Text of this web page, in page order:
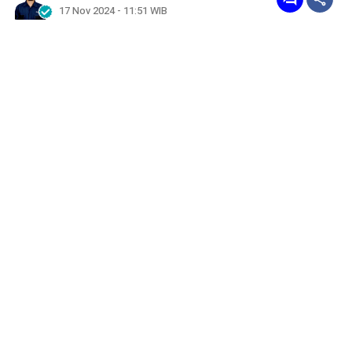
17 Nov 2024 - 11:51 WIB